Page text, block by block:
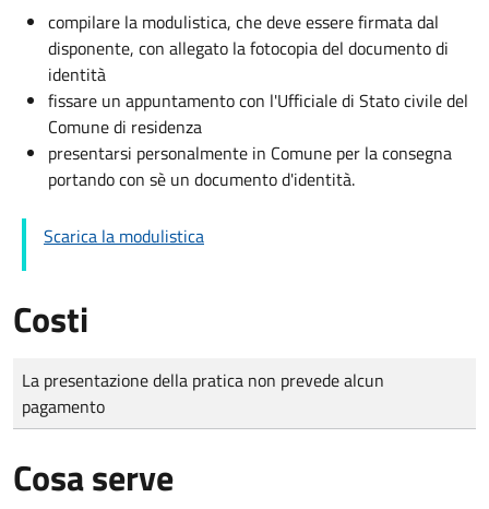
compilare la modulistica, che deve essere firmata dal
disponente, con allegato la fotocopia del documento di
identità
fissare un appuntamento con l'Ufficiale di Stato civile del
Comune di residenza
presentarsi personalmente in Comune per la consegna
portando con sè un documento d'identità.
Scarica la modulistica
Costi
Tipo di pagamento
Importo
La presentazione della pratica non prevede alcun
pagamento
Cosa serve